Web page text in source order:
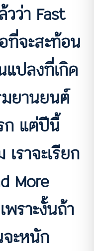
วว่า Fast
ที่จะสะท้อน
แปลงที่เกิด
ยานยนต์
ก แต่ปีนี้
ราจะเรียก
More
ราะงั้นถ้า
จะหนัก